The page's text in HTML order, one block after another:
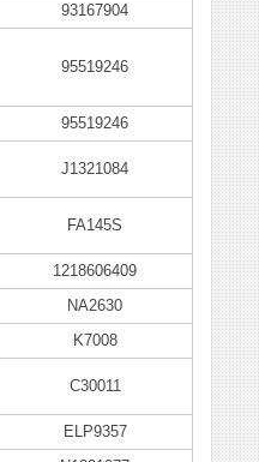
93167904
95519246
95519246
J1321084
FA145S
1218606409
NA2630
K7008
C30011
ELP9357